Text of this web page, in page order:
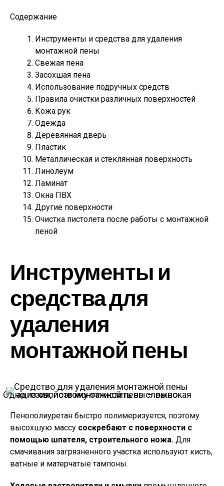
Содержание
Инструменты и средства для удаления
монтажной пены
Свежая пена
Засохшая пена
Использование подручных средств
Правила очистки различных поверхностей
Кожа рук
Одежда
Деревянная дверь
Пластик
Металлическая и стеклянная поверхность
Линолеум
Ламинат
Окна ПВХ
Другие поверхности
Очистка пистолета после работы с монтажной
пеной
Инструменты и
средства для
удаления
монтажной пены
Одно из свойств монтажной пены – высокая адгезия, поэтому отчистить ее сложно
Пенополиуретан быстро полимеризуется, поэтому
высохшую массу соскребают с поверхности с
помощью шпателя, строительного ножа. Для
смачивания загрязненного участка используют кисть,
ватные и матерчатые тампоны.